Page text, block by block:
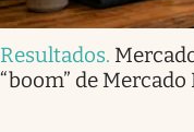
Resultados.
“boom” de